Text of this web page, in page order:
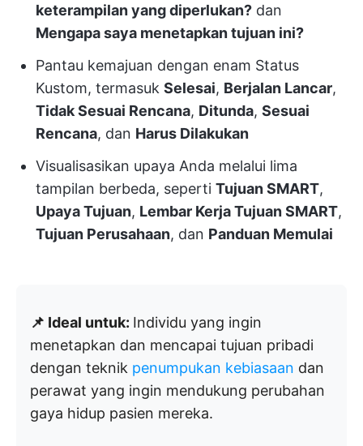
keterampilan yang diperlukan? dan
Mengapa saya menetapkan tujuan ini?
Pantau kemajuan dengan enam Status
Kustom, termasuk Selesai, Berjalan Lancar,
Tidak Sesuai Rencana, Ditunda, Sesuai
Rencana, dan Harus Dilakukan
Visualisasikan upaya Anda melalui lima
tampilan berbeda, seperti Tujuan SMART,
Upaya Tujuan, Lembar Kerja Tujuan SMART,
Tujuan Perusahaan, dan Panduan Memulai
📌 Ideal untuk: Individu yang ingin
menetapkan dan mencapai tujuan pribadi
dengan teknik penumpukan kebiasaan dan
perawat yang ingin mendukung perubahan
gaya hidup pasien mereka.